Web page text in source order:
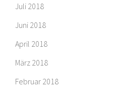
Juli 2018
Juni 2018
April 2018
März 2018
Februar 2018